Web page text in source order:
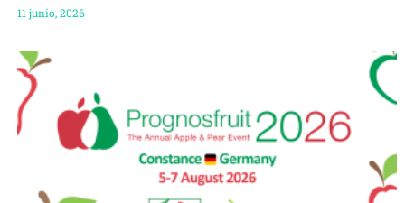
11 junio, 2026